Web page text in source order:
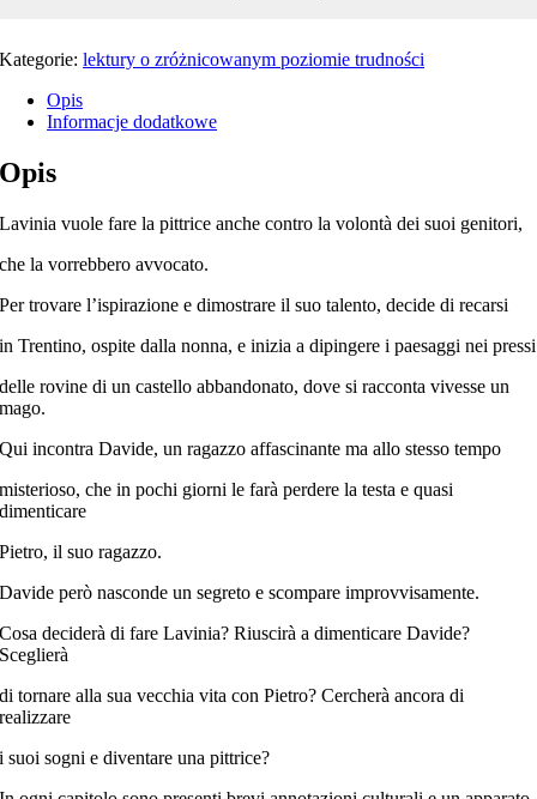
Kategorie:lektury o zróżnicowanym poziomie trudności
Opis
Informacje dodatkowe
Opis
Lavinia vuole fare la pittrice anche contro la volontà dei suoi genitori,
che la vorrebbero avvocato.
Per trovare l’ispirazione e dimostrare il suo talento, decide di recarsi
in Trentino, ospite dalla nonna, e inizia a dipingere i paesaggi nei pressi
delle rovine di un castello abbandonato, dove si racconta vivesse un
mago.
Qui incontra Davide, un ragazzo affascinante ma allo stesso tempo
misterioso, che in pochi giorni le farà perdere la testa e quasi
dimenticare
Pietro, il suo ragazzo.
Davide però nasconde un segreto e scompare improvvisamente.
Cosa deciderà di fare Lavinia? Riuscirà a dimenticare Davide?
Sceglierà
di tornare alla sua vecchia vita con Pietro? Cercherà ancora di
realizzare
i suoi sogni e diventare una pittrice?